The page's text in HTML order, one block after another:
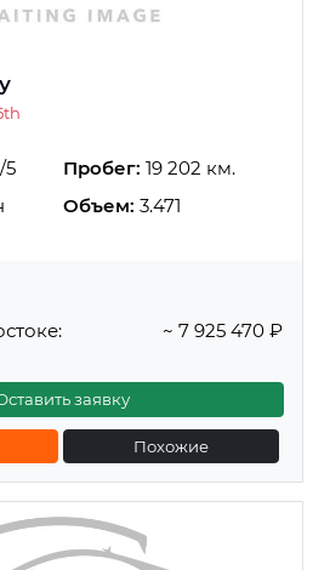
5 Пробег: 19 202 км.
Объем: 3.471
~ 7 925 470 ₽
заявку
Похожие